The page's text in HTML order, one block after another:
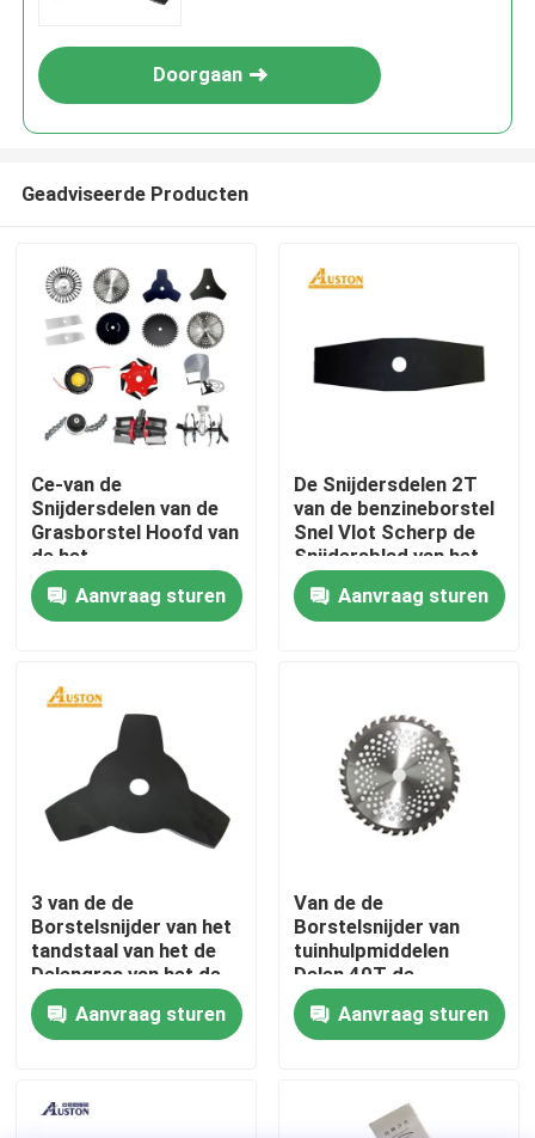
VERZENDEN
Thuis
Producten
Video's
fabrieksdisplay
Neem contact met ons op
Vraag een offerte
Benzinekettingzaag
Doorgaan
Geadviseerde Producten
Ce-van de
Snijdersdelen van de
Grasborstel Hoofd van
de het
Koordsnoeischaar het
NylonAanvraag sturen
De Snijdersdelen 2T
van de benzineborstel
Snel Vlot Scherp de
Snijdersblad van het
Tuingras
Aanvraag sturen
3 van de de
Borstelsnijder van het
tandstaal van het de
Delengras van het de
Snijdersblad van het
de
Snoeischaaronkruid
Aanvraag sturen
Van de de
Borstelsnijder van
tuinhulpmiddelen
Delen 40T de
Snijdersblad van de
Legeringsborstel
Aanvraag sturen